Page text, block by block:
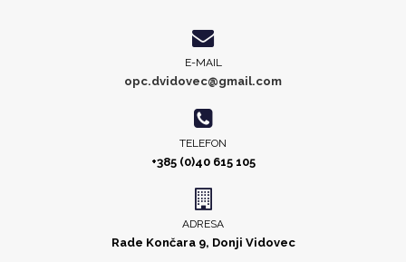
E-MAIL
opc.dvidovec@gmail.com
TELEFON
+385 (0)40 615 105
ADRESA
Rade Končara 9, Donji Vidovec